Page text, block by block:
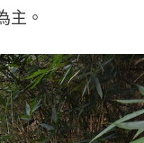
主。